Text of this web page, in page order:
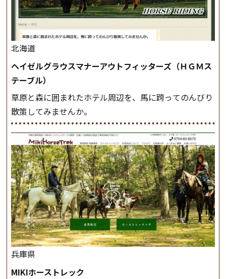
北海道
ヘイゼルグラウスマナーアウトフィッターズ（ＨＧＭス
テーブル）
草原と森に囲まれたホテル周辺を、馬に跨ってのんびり
散策してみませんか。
兵庫県
MIKIホーストレック